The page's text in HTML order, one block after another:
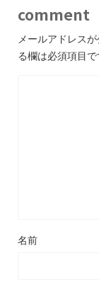
comment
メールアドレス
る欄は必須項目で
名前